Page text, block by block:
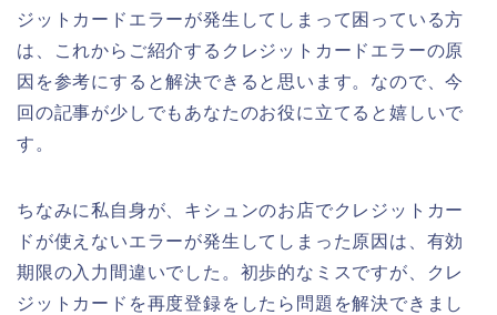
ジットカードエラーが発生してしまって困っている方
は、これからご紹介するクレジットカードエラーの原
因を参考にすると解決できると思います。なので、今
回の記事が少しでもあなたのお役に立てると嬉しいで
す。
ちなみに私自身が、キシュンのお店でクレジットカー
ドが使えないエラーが発生してしまった原因は、有効
期限の入力間違いでした。初歩的なミスですが、クレ
ジットカードを再度登録をしたら問題を解決できまし